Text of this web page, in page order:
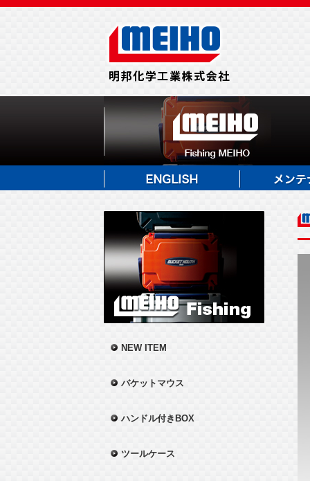
NEW ITEM
バケットマウス
ハンドル付きBOX
ツールケース